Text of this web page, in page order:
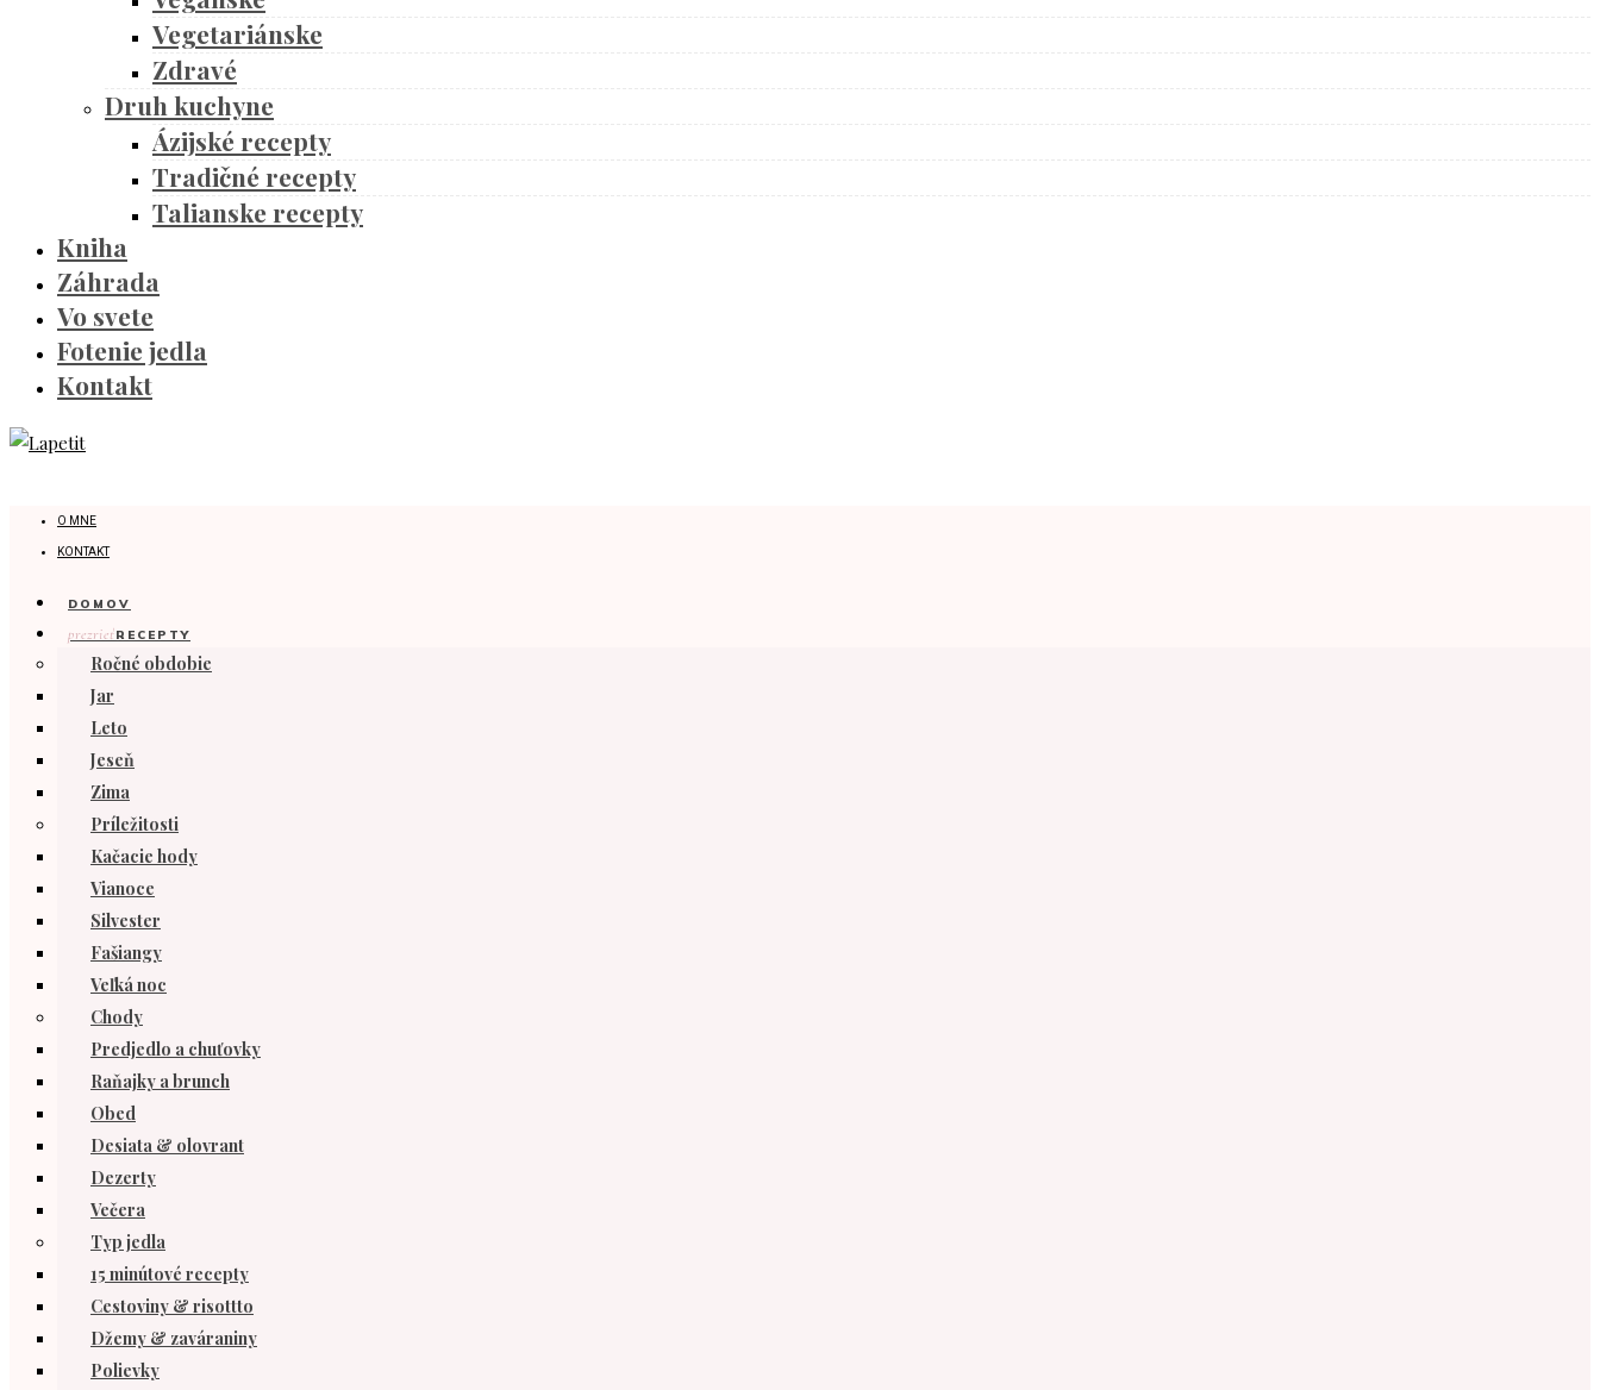
Vegetariánske
Zdravé
Druh kuchyne
Ázijské recepty
Tradičné recepty
Talianske recepty
Kniha
Záhrada
Vo svete
Fotenie jedla
Kontakt
O MNE
KONTAKT
DOMOV
prezrieťRECEPTY
Ročné obdobie
Jar
Leto
Jeseň
Zima
Príležitosti
Kačacie hody
Vianoce
Silvester
Fašiangy
Veľká noc
Chody
Predjedlo a chuťovky
Raňajky a brunch
Obed
Desiata & olovrant
Dezerty
Večera
Typ jedla
15 minútové recepty
Cestoviny & risottto
Džemy & zaváraniny
Polievky